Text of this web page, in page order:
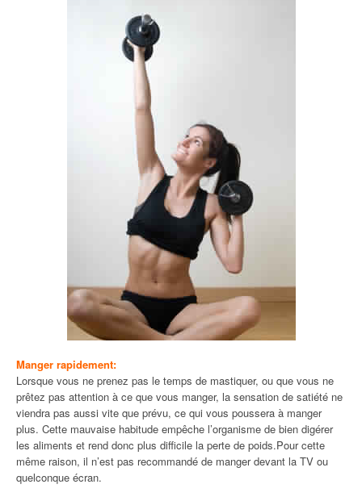
Manger rapidement:
Lorsque vous ne prenez pas le temps de mastiquer, ou que vous ne
prêtez pas attention à ce que vous manger, la sensation de satiété ne
viendra pas aussi vite que prévu, ce qui vous poussera à manger
plus. Cette mauvaise habitude empêche l’organisme de bien digérer
les aliments et rend donc plus difficile la perte de poids.Pour cette
même raison, il n’est pas recommandé de manger devant la TV ou
quelconque écran.